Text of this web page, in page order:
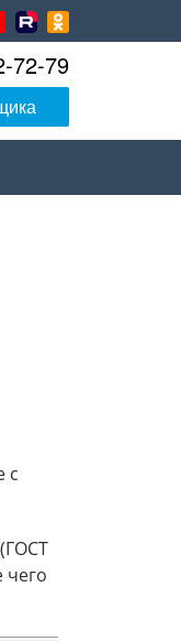
72-79
с
чего